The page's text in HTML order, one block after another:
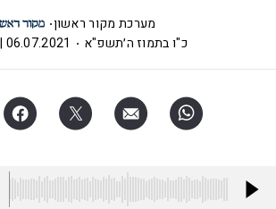
מערכת מקור ראשון
כ"ו בתמוז ה׳תשפ"א
06.07.2021 | 08:36